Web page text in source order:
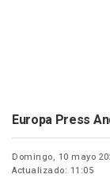
Europa Press
Domingo, 10 mayo
Actualizado: 11:05